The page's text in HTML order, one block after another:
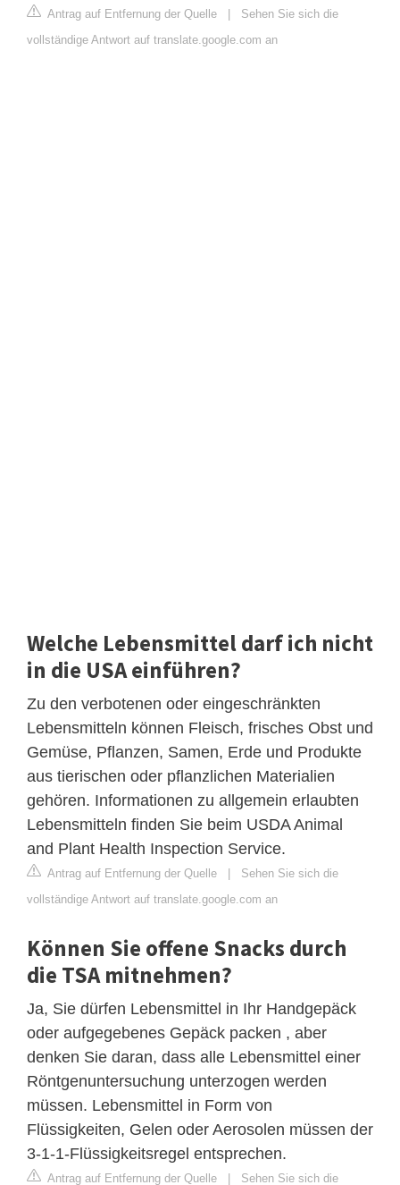
Antrag auf Entfernung der Quelle | Sehen Sie sich die
vollständige Antwort auf translate.google.com an
Welche Lebensmittel darf ich nicht
in die USA einführen?
Zu den verbotenen oder eingeschränkten
Lebensmitteln können Fleisch, frisches Obst und
Gemüse, Pflanzen, Samen, Erde und Produkte
aus tierischen oder pflanzlichen Materialien
gehören. Informationen zu allgemein erlaubten
Lebensmitteln finden Sie beim USDA Animal
and Plant Health Inspection Service.
Antrag auf Entfernung der Quelle | Sehen Sie sich die
vollständige Antwort auf translate.google.com an
Können Sie offene Snacks durch
die TSA mitnehmen?
Ja, Sie dürfen Lebensmittel in Ihr Handgepäck
oder aufgegebenes Gepäck packen , aber
denken Sie daran, dass alle Lebensmittel einer
Röntgenuntersuchung unterzogen werden
müssen. Lebensmittel in Form von
Flüssigkeiten, Gelen oder Aerosolen müssen der
3-1-1-Flüssigkeitsregel entsprechen.
Antrag auf Entfernung der Quelle | Sehen Sie sich die